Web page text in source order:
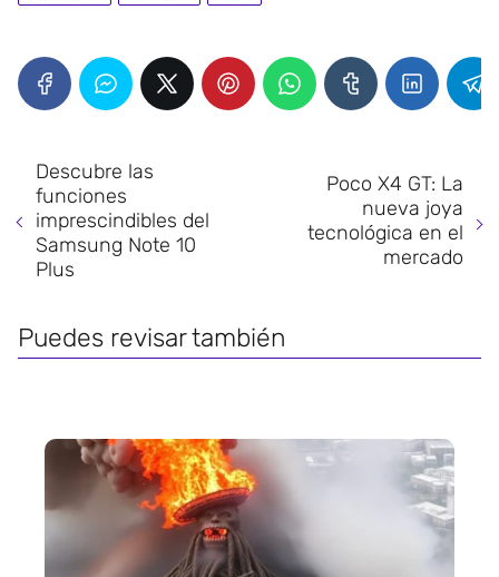
Descubre las
funciones
imprescindibles del
Samsung Note 10
Plus
Poco X4 GT: La
nueva joya
tecnológica en el
mercado
Puedes revisar también